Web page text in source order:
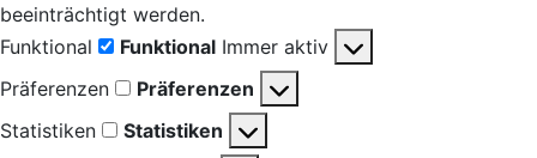
beeinträchtigt werden.
Funktional
Funktional Immer aktiv
Präferenzen
Präferenzen
Statistiken
Statistiken